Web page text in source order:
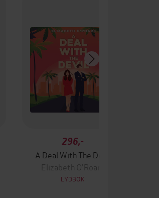
296,-
A Deal With The Devil
Elizabeth O'Roark
LYDBOK